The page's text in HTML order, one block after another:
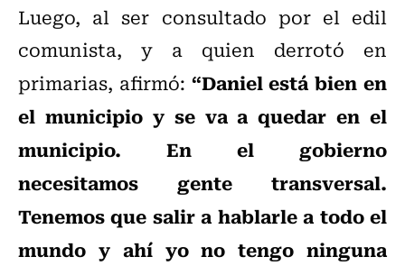
Luego, al ser consultado por el edil
comunista, y a quien derrotó en
primarias, afirmó: “Daniel está bien en
el municipio y se va a quedar en el
municipio. En el gobierno
necesitamos gente transversal.
Tenemos que salir a hablarle a todo el
mundo y ahí yo no tengo ninguna